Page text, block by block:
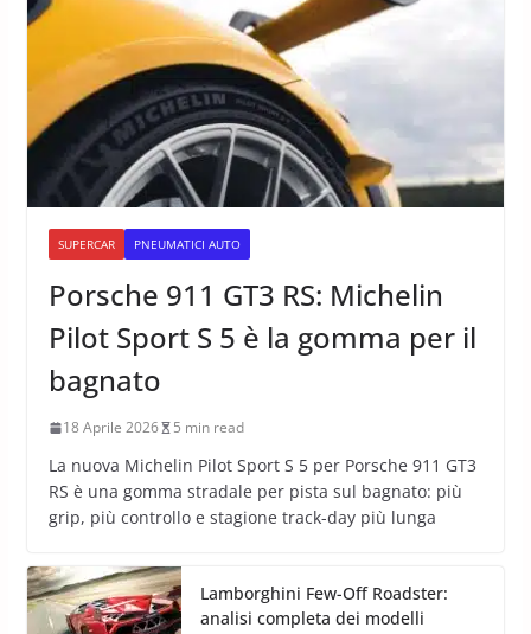
SUPERCAR PNEUMATICI AUTO
Porsche 911 GT3 RS: Michelin
Pilot Sport S 5 è la gomma per il
bagnato
18 Aprile 2026 5 min read
La nuova Michelin Pilot Sport S 5 per Porsche 911 GT3
RS è una gomma stradale per pista sul bagnato: più
grip, più controllo e stagione track-day più lunga
Lamborghini Few-Off Roadster:
analisi completa dei modelli